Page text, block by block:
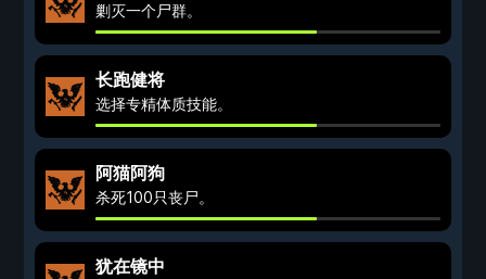
剿灭一个尸群。
长跑健将
选择专精体质技能。
阿猫阿狗
杀死100只丧尸。
犹在镜中